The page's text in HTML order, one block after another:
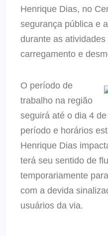
Henrique Dias, no
segurança pública e
durante as
carregamento e
O período de
trabalho na região
seguirá até o dia 4
período e horários
Henrique Dias
terá seu sentido de
temporariamente
com a devida
usuários da via.